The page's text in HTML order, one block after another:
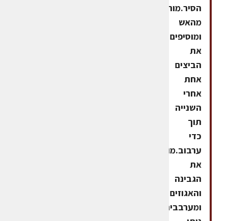
הסיר.מורידים
מהאש
ומוסיפים
את
הביצים
אחת
אחרי
השנייה
תוך
כדי
ערבוב.מוסיפים
את
הגבינה
והאגוזים
ומערבבים.